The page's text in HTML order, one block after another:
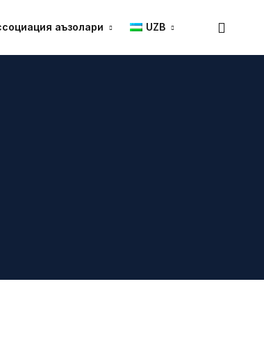
аъзолари UZB